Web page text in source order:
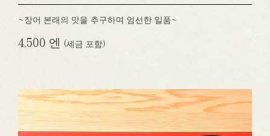
~장어 본래의 맛을 추구하며 엄선한 일품~
4,500 엔 (세금 포함)